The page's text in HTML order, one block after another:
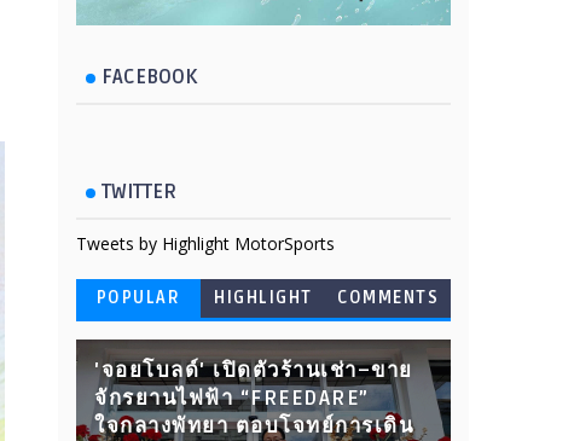
FACEBOOK
TWITTER
Tweets by Highlight MotorSports
POPULAR HIGHLIGHT COMMENTS
'จอยโบลด์' เปิดตัวร้านเช่า–ขาย
จักรยานไฟฟ้า “FREEDARE”
ใจกลางพัทยา ตอบโจทย์การเดิน